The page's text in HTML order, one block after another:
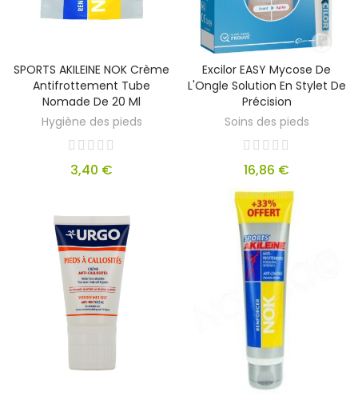
SPORTS AKILEINE NOK Crème
Antifrottement Tube
Nomade De 20 Ml
Hygiène des pieds
3,40 €
Excilor EASY Mycose De
L'Ongle Solution En Stylet De
Précision
Soins des pieds
16,86 €